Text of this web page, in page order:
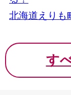
北海道えりも
す